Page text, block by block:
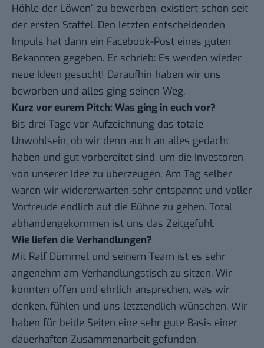
Höhle der Löwen“ zu bewerben, existiert schon seit
der ersten Staffel. Den letzten entscheidenden
Impuls hat dann ein Facebook-Post eines guten
Bekannten gegeben. Er schrieb: Es werden wieder
neue Ideen gesucht! Daraufhin haben wir uns
beworben und alles ging seinen Weg.
Kurz vor eurem Pitch: Was ging in euch vor?
Bis drei Tage vor Aufzeichnung das totale
Unwohlsein, ob wir denn auch an alles gedacht
haben und gut vorbereitet sind, um die Investoren
von unserer Idee zu überzeugen. Am Tag selber
waren wir widererwarten sehr entspannt und voller
Vorfreude endlich auf die Bühne zu gehen. Total
abhandengekommen ist uns das Zeitgefühl.
Wie liefen die Verhandlungen?
Mit Ralf Dümmel und seinem Team ist es sehr
angenehm am Verhandlungstisch zu sitzen. Wir
konnten offen und ehrlich ansprechen, was wir
denken, fühlen und uns letztendlich wünschen. Wir
haben für beide Seiten eine sehr gute Basis einer
dauerhaften Zusammenarbeit gefunden.